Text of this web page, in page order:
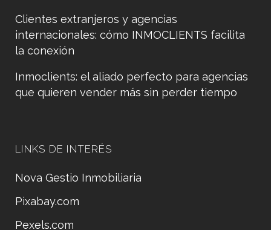
Clientes extranjeros y agencias
internacionales: cómo INMOCLIENTS facilita
la conexión
Inmoclients: el aliado perfecto para agencias
que quieren vender más sin perder tiempo
LINKS DE INTERÉS
Nova Gestio Inmobiliaria
Pixabay.com
Pexels.com